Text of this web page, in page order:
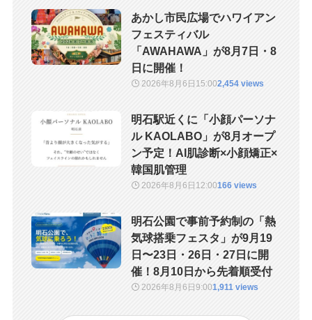
あかし市民広場でハワイアン
フェスティバル
「AWAHAWA」が8月7日・8
日に開催！
2026年8月6日 15:002,454 views
明石駅近くに「小顔パーソナ
ル KAOLABO」が8月オープ
ン予定！AI肌診断×小顔矯正×
韓国肌管理
2026年8月6日 12:00166 views
明石公園で事前予約制の「熱
気球搭乗フェスタ」が9月19
日〜23日・26日・27日に開
催！8月10日から先着順受付
2026年8月6日9:001,911 views